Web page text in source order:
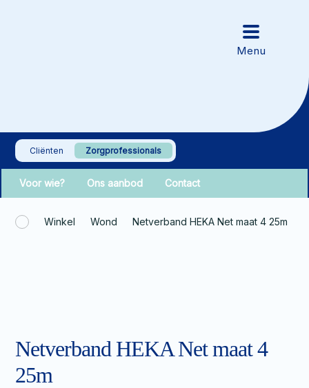
Cliënten Zorgprofessionals
Voor wie? Ons aanbod Contact
Winkel Wond Netverband HEKA Net maat 4 25m
Netverband HEKA Net maat 4
25m